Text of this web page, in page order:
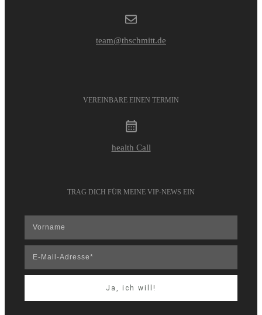
team@thschmitt.de
VEREINBARE EINEN TERMIN
health Call
TRAG DICH FÜR MEINE VIP-NEWS EIN
Ja, ich will!